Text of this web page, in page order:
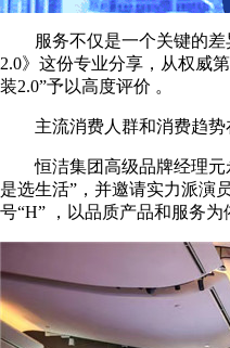
服务不仅是一个关键的差异
2.0》这份专业分享，从权威
装2.0”予以高度评价 。
主流消费人群和消费趋势
恒洁集团高级品牌经理元永
是选生活”，并邀请实力派演
号“H” ，以品质产品和服务